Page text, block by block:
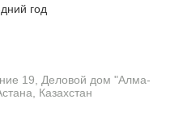
год
19, Деловой дом "Алма-
Казахстан